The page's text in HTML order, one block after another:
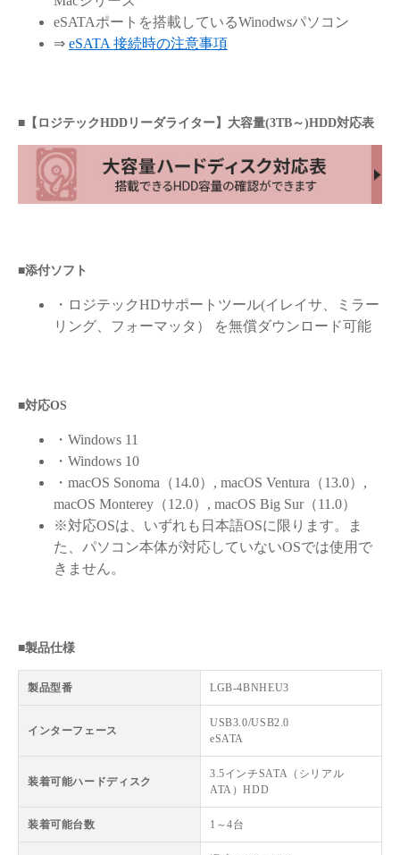
eSATAポートを搭載しているWinodwsパソコン
⇒ eSATA 接続時の注意事項
■【ロジテックHDDリーダライター】大容量(3TB～)HDD対応表
■添付ソフト
・ロジテックHDサポートツール(イレイサ、ミラー
リング、フォーマッタ） を無償ダウンロード可能
■対応OS
・Windows 11
・Windows 10
・macOS Sonoma（14.0）, macOS Ventura（13.0）,
macOS Monterey（12.0）, macOS Big Sur（11.0）
※対応OSは、いずれも日本語OSに限ります。ま
た、パソコン本体が対応していないOSでは使用で
きません。
■製品仕様
製品型番 LGB-4BNHEU3
インターフェース
USB3.0/USB2.0
eSATA
装着可能ハードディスク
3.5インチSATA（シリアル
ATA）HDD
装着可能台数 1～4台